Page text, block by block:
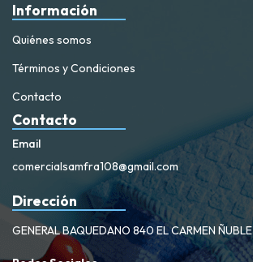
Información
Quiénes somos
Términos y Condiciones
Contacto
Contacto
Email
comercialsamfra108@gmail.com
Dirección
GENERAL BAQUEDANO 840 EL CARMEN ÑUBLE